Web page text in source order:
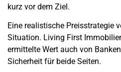
kurz vor dem Ziel.
Eine realistische Preisstrategie
Situation. Living First
ermittelte Wert auch von
Sicherheit für beide Seiten.